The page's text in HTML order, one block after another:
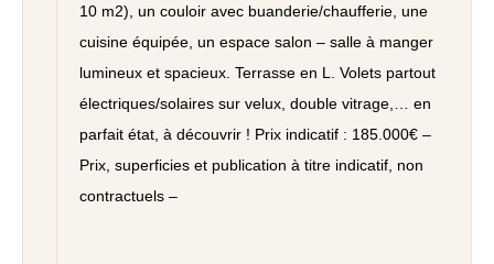
10 m2), un couloir avec buanderie/chaufferie, une
cuisine équipée, un espace salon – salle à manger
lumineux et spacieux. Terrasse en L. Volets partout
électriques/solaires sur velux, double vitrage,… en
parfait état, à découvrir ! Prix indicatif : 185.000€ –
Prix, superficies et publication à titre indicatif, non
contractuels –